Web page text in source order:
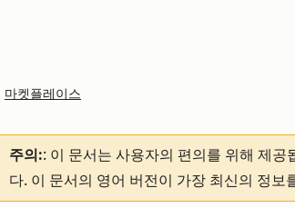
마켓플레이스
주의:: 이 문서는 사용자의 편의를 위해 제공
다. 이 문서의 영어 버전이 가장 최신의 정